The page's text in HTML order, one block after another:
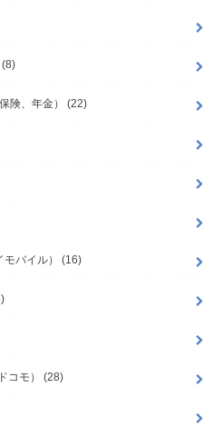
(8)
険、年金） (22)
バイル） (16)
コモ） (28)